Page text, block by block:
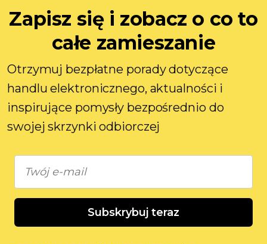
Zapisz się i zobacz o co to
całe zamieszanie
Otrzymuj bezpłatne porady dotyczące
handlu elektronicznego, aktualności i
inspirujące pomysły bezpośrednio do
swojej skrzynki odbiorczej
Subskrybuj teraz